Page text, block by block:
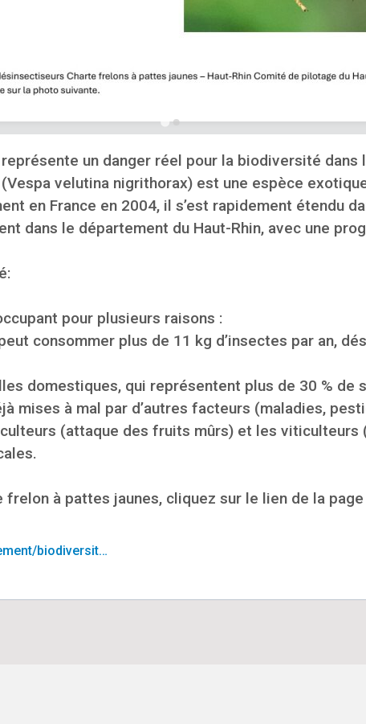
un danger réel pour la biodiversité dans
velutina nigrithorax) est une espèce
en France en 2004, il s’est rapidement étendu
dans le département du Haut-Rhin, avec une
pour plusieurs raisons :
consommer plus de 11 kg d’insectes par an,
domestiques, qui représentent plus de 30 % de
mises à mal par d’autres facteurs (maladies,
(attaque des fruits mûrs) et les viticulteurs
à pattes jaunes, cliquez sur le lien de la
biodiversit…